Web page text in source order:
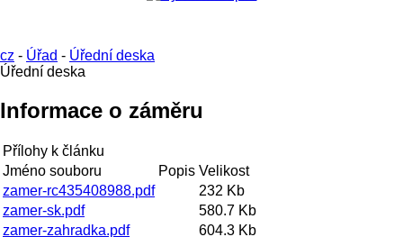
cz - Úřad - Úřední deska
Úřední deska
Informace o záměru
Přílohy k článku
Jméno souboru
Popis Velikost
zamer-rc435408988.pdf
232 Kb
zamer-sk.pdf
580.7 Kb
zamer-zahradka.pdf
604.3 Kb